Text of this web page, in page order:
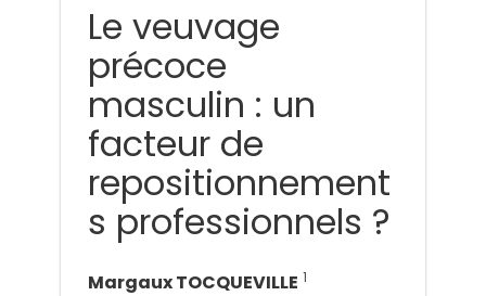
Le veuvage
précoce
masculin : un
facteur de
repositionnement
s professionnels ?
Margaux TOCQUEVILLE 1